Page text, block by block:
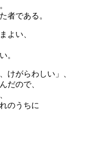
者である。
よい、
。
けがらわしい」、
だので、
のうちに